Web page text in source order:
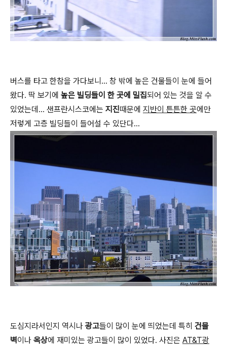
버스를 타고 한참을 가다보니... 창 밖에 높은 건물들이 눈에 들어
왔다. 딱 보기에 높은 빌딩들이 한 곳에 밀집되어 있는 것을 알 수
있었는데... 샌프란시스코에는 지진때문에 지반이 튼튼한 곳에만
저렇게 고층 빌딩들이 들어설 수 있단다...
도심지라서인지 역시나광고들이 많이 눈에 띄었는데 특히 건물
벽이나 옥상에 재미있는 광고들이 많이 있었다. 사진은 AT&T광